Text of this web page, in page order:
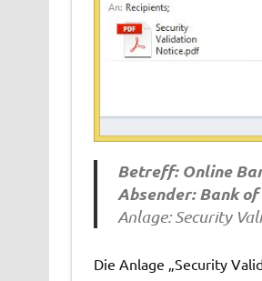
Betreff: Online
Absender: Bank
Anlage: Security
Die Anlage „Security